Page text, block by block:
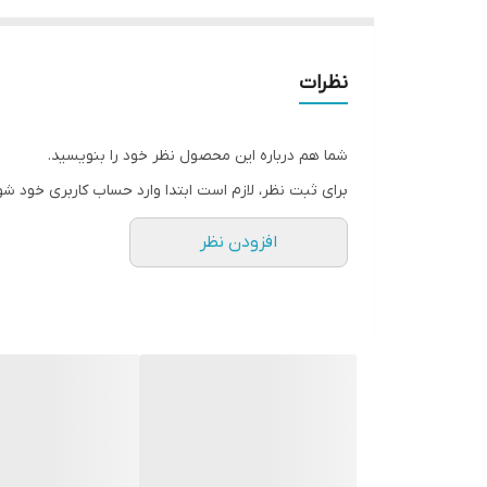
نظرات
شما هم درباره این محصول نظر خود را بنویسید.
برای ثبت نظر، لازم است ابتدا وارد حساب کاربری خود
افزودن نظر